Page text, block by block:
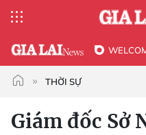
THỜI SỰ
Giám đốc Sở